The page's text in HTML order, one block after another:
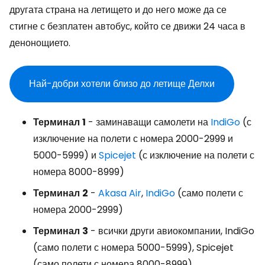
другата страна на летището и до него може да се
стигне с безплатен автобус, който се движи 24 часа в
денонощието.
Най-добри хотели близо до летище Делхи
Терминал 1 - заминаващи самолети на IndiGo (с
изключение на полети с номера 2000-2999 и
5000-5999) и Spicejet (с изключение на полети с
номера 8000-8999)
Терминал 2 - Akasa Air, IndiGo (само полети с
номера 2000-2999)
Терминал 3 - всички други авиокомпании, IndiGo
(само полети с номера 5000-5999), Spicejet